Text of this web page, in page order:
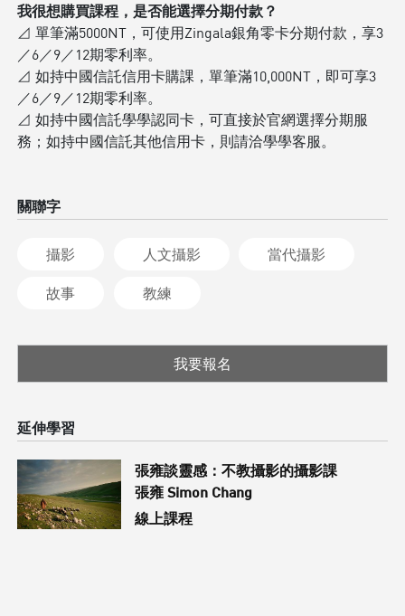
我很想購買課程，是否能選擇分期付款？
⊿ 單筆滿5000NT，可使用Zingala銀角零卡分期付款，享3
／6／9／12期零利率。
⊿ 如持中國信託信用卡購課，單筆滿10,000NT，即可享3
／6／9／12期零利率。
⊿ 如持中國信託學學認同卡，可直接於官網選擇分期服
務；如持中國信託其他信用卡，則請洽學學客服。
關聯字
攝影 人文攝影 當代攝影
故事 教練
我要報名
延伸學習
張雍談靈感：不教攝影的攝影課
張雍 Simon Chang
線上課程